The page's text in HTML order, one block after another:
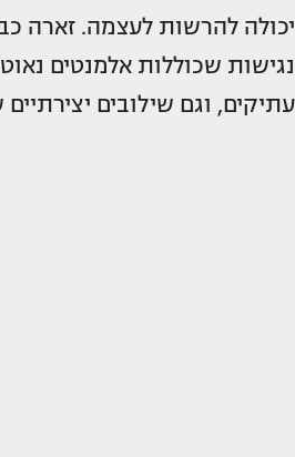
יכולה להרשות לעצמה. זארה
נגישות שכוללות אלמנטים
עתיקים, וגם שילובים